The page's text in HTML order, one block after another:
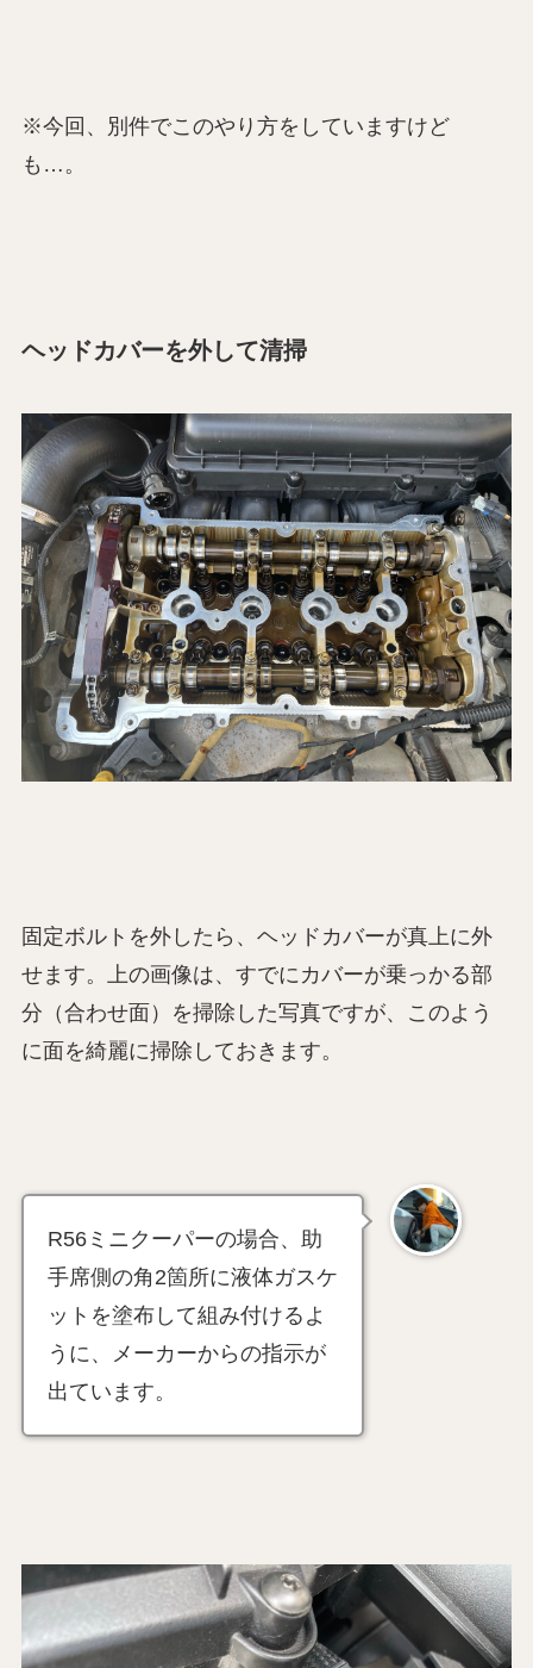
※今回、別件でこのやり方をしていますけど
も…。
ヘッドカバーを外して清掃
固定ボルトを外したら、ヘッドカバーが真上に外
せます。上の画像は、すでにカバーが乗っかる部
分（合わせ面）を掃除した写真ですが、このよう
に面を綺麗に掃除しておきます。
R56ミニクーパーの場合、助
手席側の角2箇所に液体ガスケ
ットを塗布して組み付けるよ
うに、メーカーからの指示が
出ています。